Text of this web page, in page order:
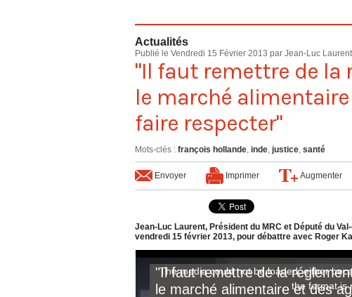
Actualités
Publié le Vendredi 15 Février 2013 par Jean-Luc Laurent
"Il faut remettre de la
le marché
faire respecter"
Mots-clés : françois hollande, inde, justice, santé
Envoyer Imprimer Augmenter
Jean-Luc Laurent, Président du MRC et Député du
vendredi 15 février 2013, pour débattre avec Roger